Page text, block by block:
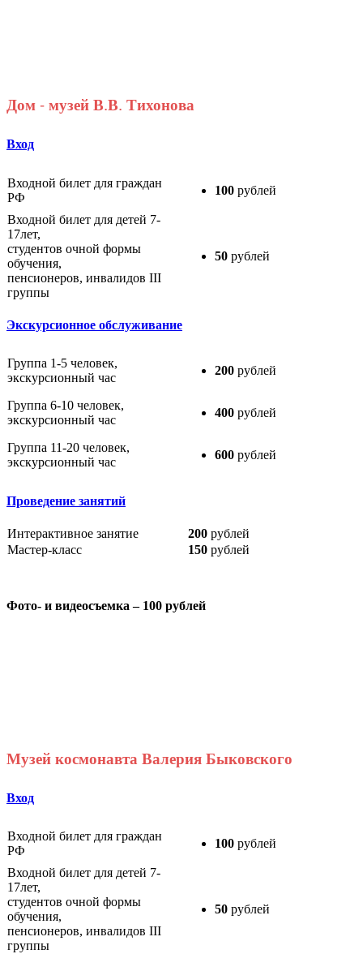
Дом - музей В.В. Тихонова
Вход
Входной билет для граждан
РФ
100 рублей
Входной билет для детей 7-
17лет,
студентов очной формы
обучения,
пенсионеров, инвалидов III
группы
50 рублей
Экскурсионное обслуживание
Группа 1-5 человек,
экскурсионный час
200 рублей
Группа 6-10 человек,
экскурсионный час
400 рублей
Группа 11-20 человек,
экскурсионный час
600 рублей
Проведение занятий
Интерактивное занятие 200 рублей
Мастер-класс
150 рублей
Фото- и видеосъемка – 100 рублей
Музей космонавта Валерия Быковского
Вход
Входной билет для граждан
РФ
100 рублей
Входной билет для детей 7-
17лет,
студентов очной формы
обучения,
пенсионеров, инвалидов III
группы
50 рублей